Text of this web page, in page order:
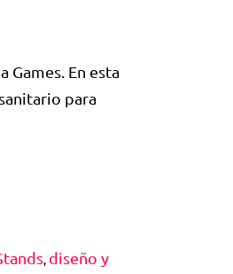
En esta
para
, diseño y